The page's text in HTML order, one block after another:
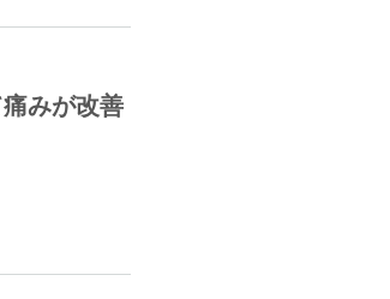
みが改善